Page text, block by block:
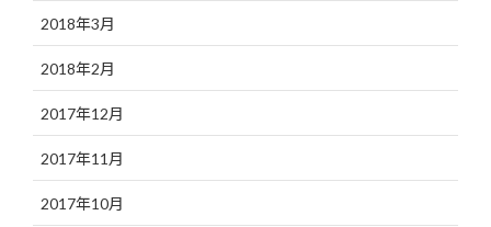
2018年3月
2018年2月
2017年12月
2017年11月
2017年10月